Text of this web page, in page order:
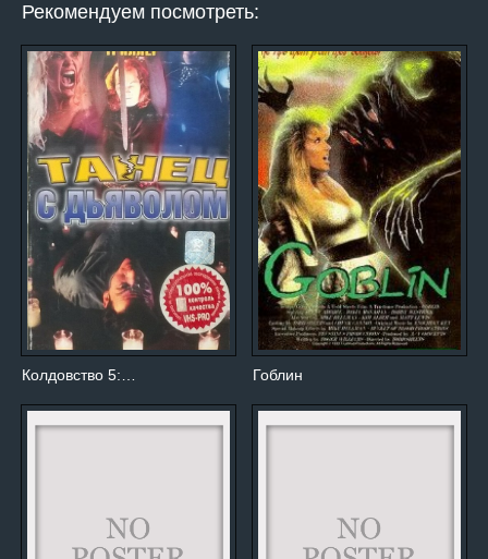
Рекомендуем посмотреть:
Колдовство 5:… Гоблин